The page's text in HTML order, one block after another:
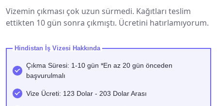
Vizemin çıkması çok uzun sürmedi. Kağıtları teslim
ettikten 10 gün sonra çıkmıştı. Ücretini hatırlamıyorum.
Hindistan İş Vizesi Hakkında
Çıkma Süresi: 1-10 gün *En az 20 gün önceden
başvurulmalı
Vize Ücreti: 123 Dolar - 203 Dolar Arası